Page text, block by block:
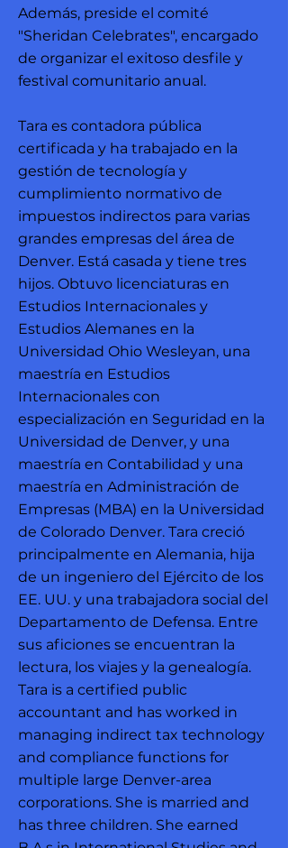
Además, preside el comité
"Sheridan Celebrates", encargado
de organizar el exitoso desfile y
festival comunitario anual.
Tara es contadora pública
certificada y ha trabajado en la
gestión de tecnología y
cumplimiento normativo de
impuestos indirectos para varias
grandes empresas del área de
Denver. Está casada y tiene tres
hijos. Obtuvo licenciaturas en
Estudios Internacionales y
Estudios Alemanes en la
Universidad Ohio Wesleyan, una
maestría en Estudios
Internacionales con
especialización en Seguridad en la
Universidad de Denver, y una
maestría en Contabilidad y una
maestría en Administración de
Empresas (MBA) en la Universidad
de Colorado Denver. Tara creció
principalmente en Alemania, hija
de un ingeniero del Ejército de los
EE. UU. y una trabajadora social del
Departamento de Defensa. Entre
sus aficiones se encuentran la
lectura, los viajes y la genealogía.
Tara is a certified public
accountant and has worked in
managing indirect tax technology
and compliance functions for
multiple large Denver-area
corporations. She is married and
has three children. She earned